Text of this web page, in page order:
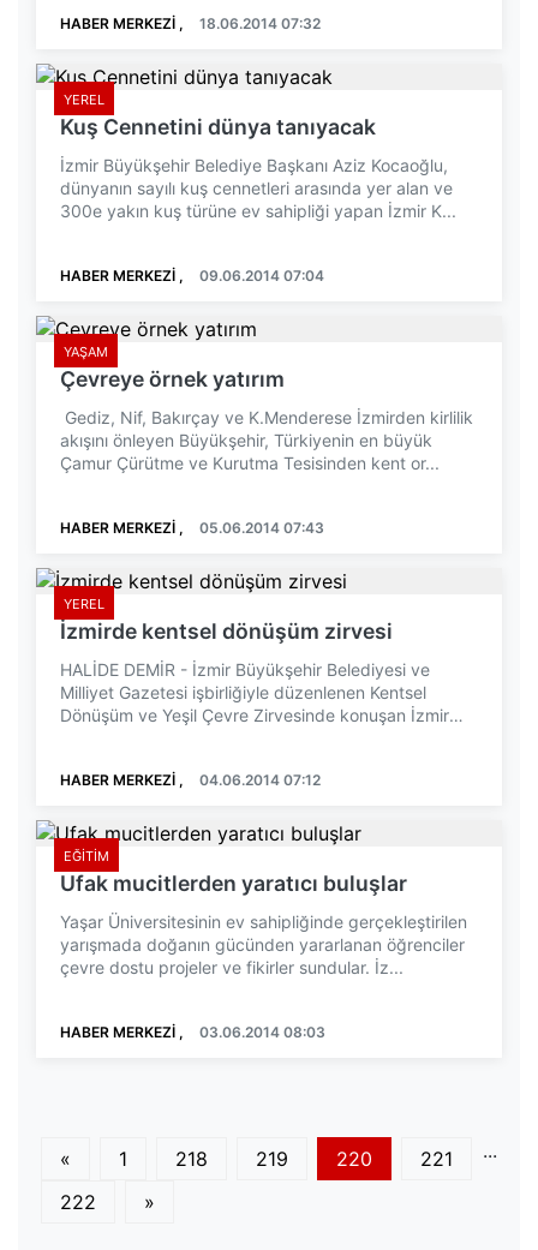
HABER MERKEZİ , 18.06.2014 07:32
YEREL
Kuş Cennetini dünya tanıyacak
İzmir Büyükşehir Belediye Başkanı Aziz Kocaoğlu,
dünyanın sayılı kuş cennetleri arasında yer alan ve
300e yakın kuş türüne ev sahipliği yapan İzmir K...
HABER MERKEZİ , 09.06.2014 07:04
YAŞAM
Çevreye örnek yatırım
Gediz, Nif, Bakırçay ve K.Menderese İzmirden kirlilik
akışını önleyen Büyükşehir, Türkiyenin en büyük
Çamur Çürütme ve Kurutma Tesisinden kent or...
HABER MERKEZİ , 05.06.2014 07:43
YEREL
İzmirde kentsel dönüşüm zirvesi
HALİDE DEMİR - İzmir Büyükşehir Belediyesi ve
Milliyet Gazetesi işbirliğiyle düzenlenen Kentsel
Dönüşüm ve Yeşil Çevre Zirvesinde konuşan İzmir
HABER MERKEZİ , 04.06.2014 07:12
EĞITIM
Ufak mucitlerden yaratıcı buluşlar
Yaşar Üniversitesinin ev sahipliğinde gerçekleştirilen
yarışmada doğanın gücünden yararlanan öğrenciler
çevre dostu projeler ve fikirler sundular. İz...
HABER MERKEZİ , 03.06.2014 08:03
« 1 ...
218 219 220
221
222
»